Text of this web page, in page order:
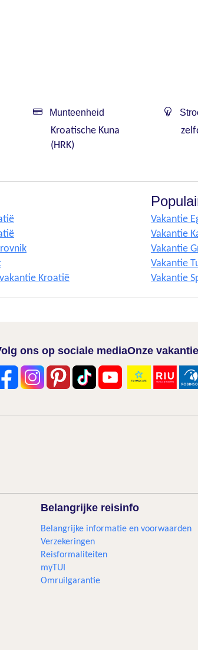
Munteenheid
Kroatische Kuna
(HRK)
Kroatië
Vakantie
Vakantie
Vakantie
Vakantie
Vakantie
ons op sociale mediaOnze
Belangrijke reisinfo
Belangrijke informatie en voorwaarden
Verzekeringen
Reisformaliteiten
myTUI
Omruilgarantie